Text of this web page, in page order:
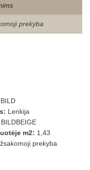
prekyba
BILD
Lenkija
BILDBEIGE
m2: 1,43
prekyba